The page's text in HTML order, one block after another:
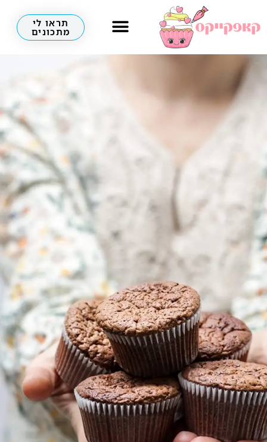
תראו לי
מתכונים